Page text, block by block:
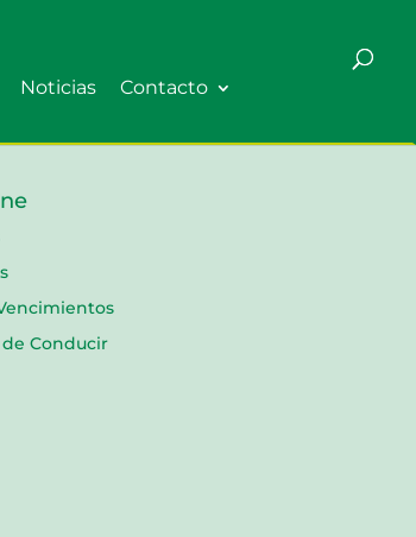
Noticias Contacto
Conducir